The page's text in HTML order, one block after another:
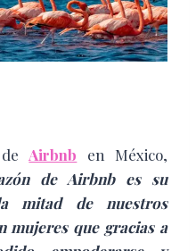
Airbnb en México,
de Airbnb es su
mitad de nuestros
mujeres que gracias a